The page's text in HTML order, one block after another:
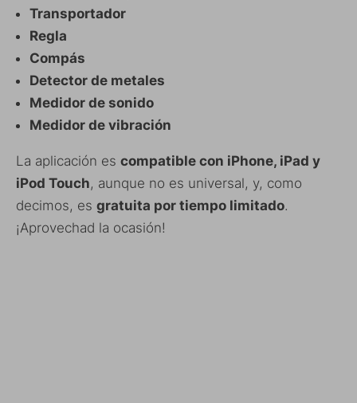
Transportador
Regla
Compás
Detector de metales
Medidor de sonido
Medidor de vibración
La aplicación es compatible con iPhone, iPad y
iPod Touch, aunque no es universal, y, como
decimos, es gratuita por tiempo limitado.
¡Aprovechad la ocasión!